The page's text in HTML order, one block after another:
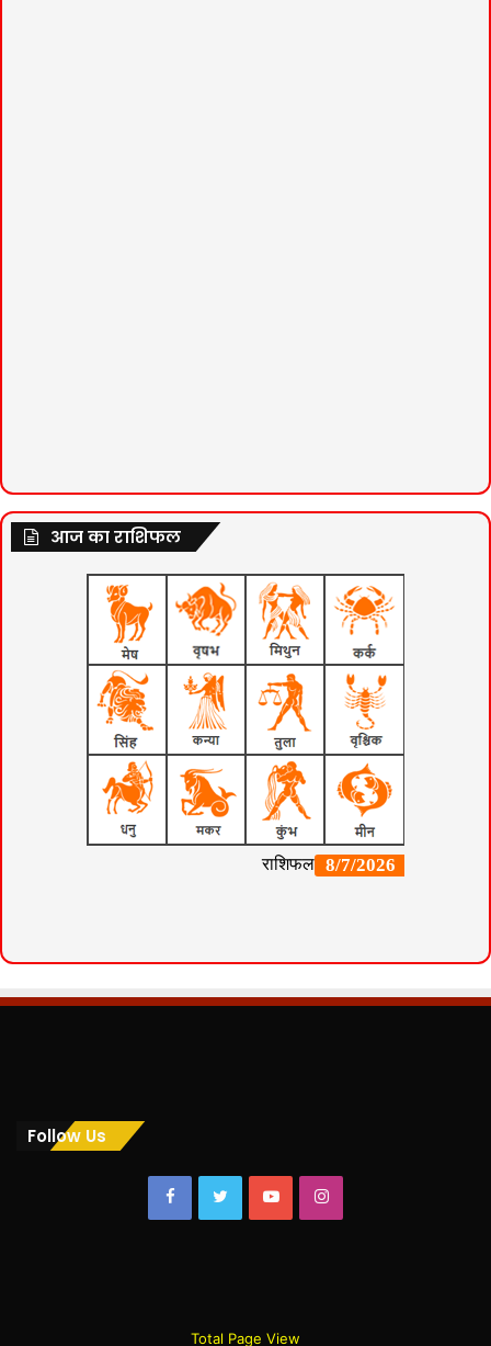
आज का राशिफल
Follow Us
FacebookTwitterYouTubeInstagram
Total Page View